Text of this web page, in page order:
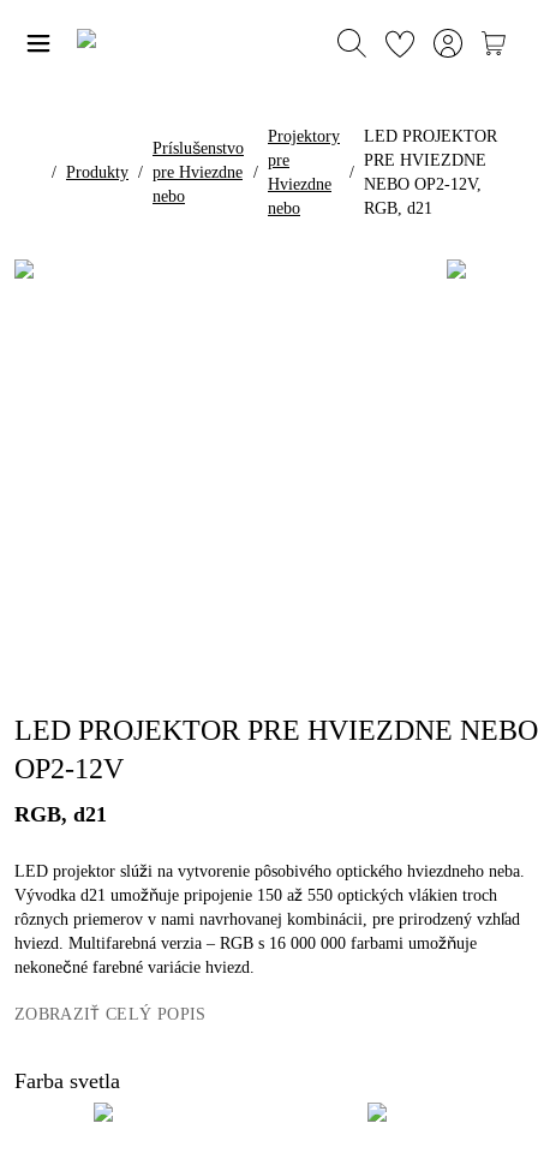
/ Produkty /
Príslušenstvo
pre Hviezdne
nebo
/
Projektory
pre
Hviezdne
nebo
/
LED PROJEKTOR
PRE HVIEZDNE
NEBO OP2-12V,
RGB, d21
LED PROJEKTOR PRE HVIEZDNE NEBO
OP2-12V
RGB, d21
LED projektor slúži na vytvorenie pôsobivého optického hviezdneho neba.
Vývodka d21 umožňuje pripojenie 150 až 550 optických vlákien troch
rôznych priemerov v nami navrhovanej kombinácii, pre prirodzený vzhľad
hviezd. Multifarebná verzia – RGB s 16 000 000 farbami umožňuje
nekonečné farebné variácie hviezd.
ZOBRAZIŤ CELÝ POPIS
Farba svetla